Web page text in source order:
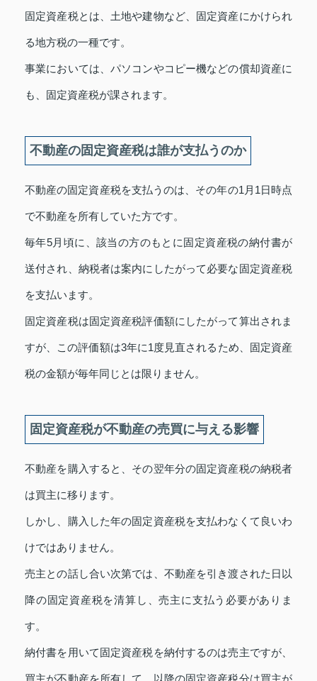
固定資産税とは、土地や建物など、固定資産にかけられ
る地方税の一種です。
事業においては、パソコンやコピー機などの償却資産に
も、固定資産税が課されます。
不動産の固定資産税は誰が支払うのか
不動産の固定資産税を支払うのは、その年の1月1日時点
で不動産を所有していた方です。
毎年5月頃に、該当の方のもとに固定資産税の納付書が
送付され、納税者は案内にしたがって必要な固定資産税
を支払います。
固定資産税は固定資産税評価額にしたがって算出されま
すが、この評価額は3年に1度見直されるため、固定資産
税の金額が毎年同じとは限りません。
固定資産税が不動産の売買に与える影響
不動産を購入すると、その翌年分の固定資産税の納税者
は買主に移ります。
しかし、購入した年の固定資産税を支払わなくて良いわ
けではありません。
売主との話し合い次第では、不動産を引き渡された日以
降の固定資産税を清算し、売主に支払う必要がありま
す。
納付書を用いて固定資産税を納付するのは売主ですが、
買主が不動産を所有して、以降の固定資産税分は買主が